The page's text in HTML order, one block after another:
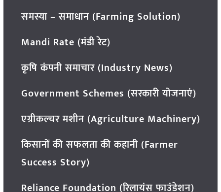
समस्या – समाधान (Farming Solution)
Mandi Rate (मंडी रेट)
कृषि कंपनी समाचार (Industry News)
Government Schemes (सरकारी योजनाएं)
एग्रीकल्चर मशीन (Agriculture Machinery)
किसानों की सफलता की कहानी (Farmer
Success Story)
Reliance Foundation (रिलायंस फाउंडेशन)